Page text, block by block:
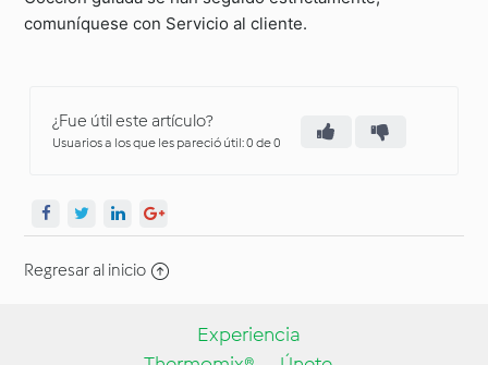
comuníquese con Servicio al cliente.
¿Fue útil este artículo?
Usuarios a los que les pareció útil: 0 de 0
Regresar al inicio
Experiencia